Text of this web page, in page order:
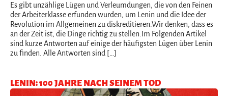
Es gibt unzählige Lügen und Verleumdungen, die von den Feinen
der Arbeiterklasse erfunden wurden, um Lenin und die Idee der
Revolution im Allgemeinen zu diskreditieren.Wir denken, dass es
an der Zeit ist, die Dinge richtig zu stellen.Im Folgenden Artikel
sind kurze Antworten auf einige der häufigsten Lügen über Lenin
zu finden. Alle Antworten sind […]
LENIN: 100 JAHRE NACH SEINEM TOD